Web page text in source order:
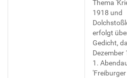
Thema
1918 und
erfolgt
Gedicht,
Dezember
1.